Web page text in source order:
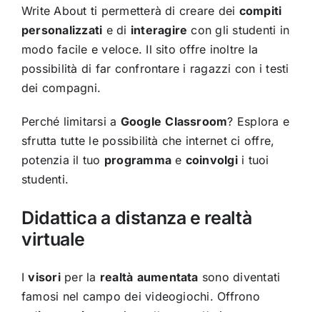
Write About ti permetterà di creare dei compiti
personalizzati e di interagire con gli studenti in
modo facile e veloce. Il sito offre inoltre la
possibilità di far confrontare i ragazzi con i testi
dei compagni.
Perché limitarsi a Google Classroom? Esplora e
sfrutta tutte le possibilità che internet ci offre,
potenzia il tuo programma e coinvolgii tuoi
studenti.
Didattica a distanza e realtà
virtuale
Ivisoriper la realtà aumentata sono diventati
famosi nel campo dei videogiochi. Offrono